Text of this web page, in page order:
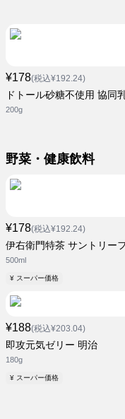
¥178(税込¥192.24)
ドトール砂糖不使用 協同
200g
野菜・健康飲料
¥178(税込¥192.24)
伊右衛門特茶 サントリー
500ml
¥ スーパー価格
¥188(税込¥203.04)
即攻元気ゼリー 明治
180g
¥ スーパー価格